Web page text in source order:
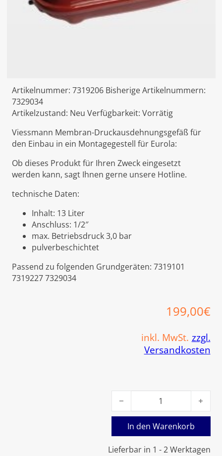
Artikelnummer: 7319206 Bisherige Artikelnummern:
7329034
Artikelzustand: Neu Verfügbarkeit: Vorrätig
Viessmann Membran-Druckausdehnungsgefäß für
den Einbau in ein Montagegestell für Eurola:
Ob dieses Produkt für Ihren Zweck eingesetzt
werden kann, sagt Ihnen gerne unsere Hotline.
technische Daten:
Inhalt: 13 Liter
Anschluss: 1/2″
max. Betriebsdruck 3,0 bar
pulverbeschichtet
Passend zu folgenden Grundgeräten: 7319101
7319227 7329034
199,00€
inkl. MwSt. zzgl.
Versandkosten
Lieferbar in 1 - 2 Werktagen
Viessmann Membran-
In den Warenkorb